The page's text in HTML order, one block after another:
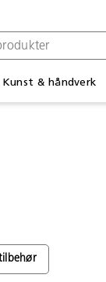
Kunst & håndverk